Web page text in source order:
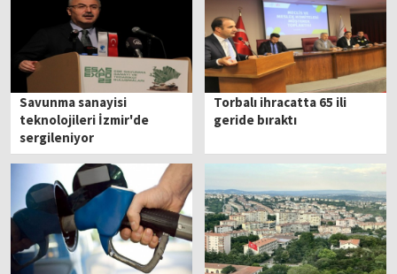
Savunma sanayisi
teknolojileri İzmir'de
sergileniyor
Torbalı ihracatta 65 ili
geride bıraktı